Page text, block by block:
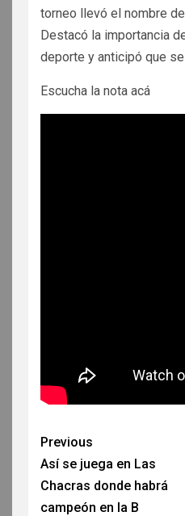
torneo llevó el nombre
Destacó la importancia
deporte y anticipó que
Escucha la nota acá
Previous
Así se juega en Las
Chacras donde habrá
campeón en la B